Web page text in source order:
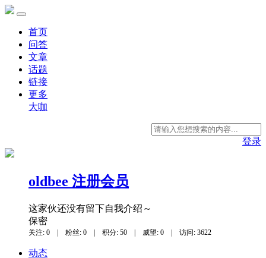
首页
问答
文章
话题
链接
更多
大咖
登录
oldbee 注册会员
这家伙还没有留下自我介绍～
保密
关注: 0 | 粉丝: 0 | 积分: 50 | 威望: 0 | 访问: 3622
动态